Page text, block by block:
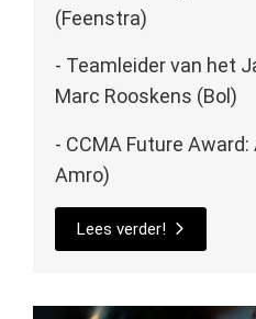
(Feenstra)
- Teamleider van het
Marc Rooskens (Bol)
- CCMA Future
Amro)
Lees verder!